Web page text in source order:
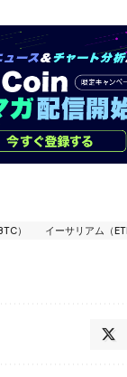
） イーサリアム（